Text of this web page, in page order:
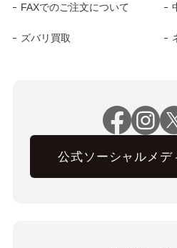
FAXでのご注文について
ズバリ買取
公式ソーシャルメデ